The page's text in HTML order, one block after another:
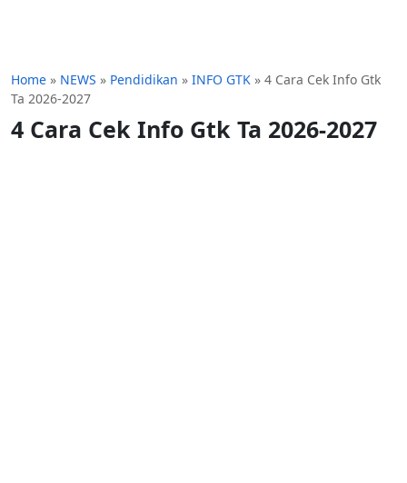
Home » NEWS » Pendidikan » INFO GTK » 4 Cara Cek Info Gtk
Ta 2026-2027
4 Cara Cek Info Gtk Ta 2026-2027